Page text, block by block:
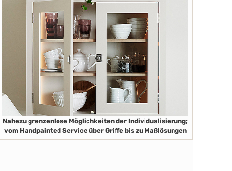
Nahezu grenzenlose Möglichkeiten der Individualisierung;
vom Handpainted Service über Griffe bis zu Maßlösungen